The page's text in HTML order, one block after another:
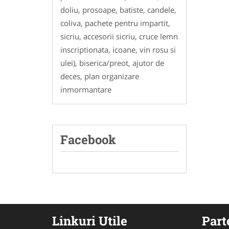
doliu, prosoape, batiste, candele,
coliva, pachete pentru impartit,
sicriu, accesorii sicriu, cruce lemn
inscriptionata, icoane, vin rosu si
ulei), biserica/preot, ajutor de
deces, plan organizare
inmormantare
Facebook
Linkuri Utile